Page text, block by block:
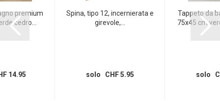
premium
cedro...
14.95
Spina, tipo 12, incernierata e
girevole,...
solo CHF 5.95
Tappeto da
75x45 cm
solo